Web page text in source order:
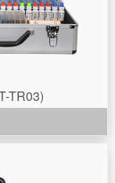
TR03)